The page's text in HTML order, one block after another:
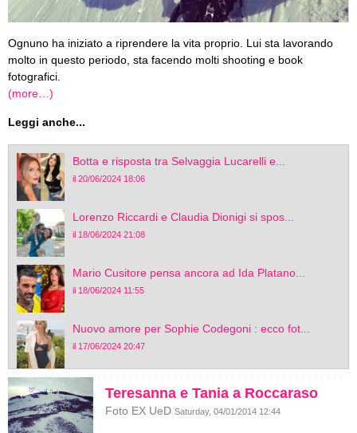
Ognuno ha iniziato a riprendere la vita proprio. Lui sta lavorando
molto in questo periodo, sta facendo molti shooting e book
fotografici.
(more…)
Leggi anche...
Botta e risposta tra Selvaggia Lucarelli e...
il 20/06/2024 18:06
Lorenzo Riccardi e Claudia Dionigi si spos...
il 18/06/2024 21:08
Mario Cusitore pensa ancora ad Ida Platano...
il 18/06/2024 11:55
Nuovo amore per Sophie Codegoni : ecco fot...
il 17/06/2024 20:47
Teresanna e Tania a Roccaraso
Foto EX UeD Saturday, 04/01/2014 12:44